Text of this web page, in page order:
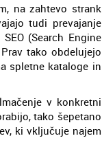
na zahtevo strank
tudi prevajanje
(Search Engine
tako obdelujejo
spletne kataloge in
v konkretni
tako šepetano
ki vključuje najem